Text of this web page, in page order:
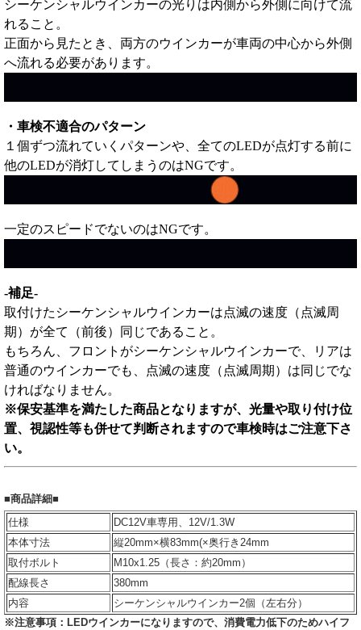
シーケンシャルウインカーの光りは内側から外側に向けて流
れること。
正面から見たとき、両方のウインカーが車両の中心から外側
へ流れる必要があります。
・車検不適合のパターン
１個ずつ流れていくパターンや、全てのLEDが点灯する前に
他のLEDが消灯してしまうのはNGです。
一定のスピードでないのはNGです。
-補足-
取付けたシーケンシャルウインカーは点滅の速度（点滅周
期）が全て（前後）同じであること。
もちろん、フロントがシーケンシャルウインカーで、リアは
普通のウインカーでも、点滅の速度（点滅周期）は同じでな
ければなりません。
※保安基準を満たした商品となりますが、光量や取り付け位
置、視認性等も併せて判断されますので車検時はご注意下さ
い。
■商品詳細■
仕様
DC12V車専用、12V/1.3W
本体寸法
縦20mm×横83mm(×奥行き24mm
取付ボルト
M10x1.25（長さ：約20mm）
配線長さ
380mm
内容
シーケンシャルウインカー2個（左右分）
※注意事項：LEDウインカーになりますので、消費電力低下のためハイフ